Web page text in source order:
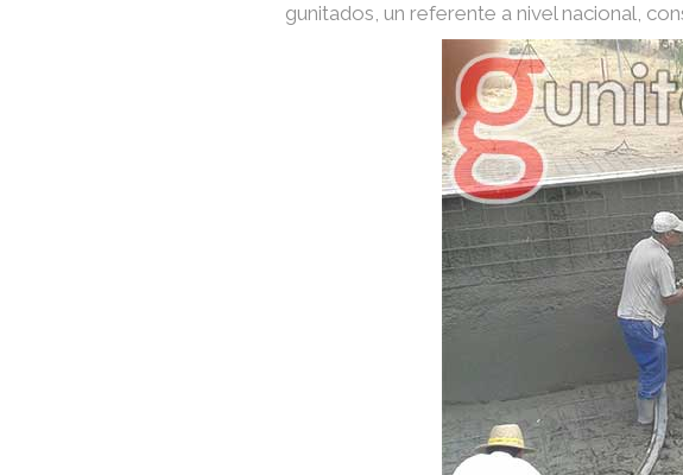
gunitados, un referente a nivel nacional,